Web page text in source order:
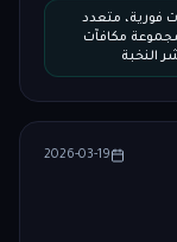
فورية، متعدد
مكافآت
النخبة
2026-03-19